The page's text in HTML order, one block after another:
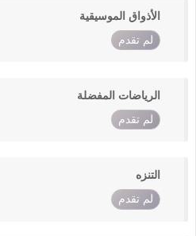
الأذواق الموسيقية
لم تقدم
الرياضات المفضلة
لم تقدم
التنزه
لم تقدم